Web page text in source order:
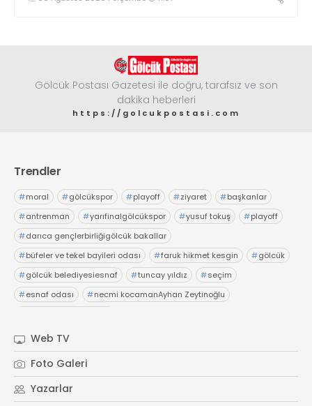
Gölcük Postası Gazetesi ile doğru, tarafsız ve son
dakika heberleri
https://golcukpostasi.com
Trendler
#moral #gölcükspor #playoff #ziyaret #başkanlar
#antrenman #yarıfinalgölcükspor #yusuf tokuş #playoff
#darıca gençlerbirliğigölcük bakallar
#büfeler ve tekel bayileri odası #faruk hikmet kesgin #gölcük
#gölcük belediyesiesnaf #tuncay yıldız #seçim
#esnaf odası #necmi kocamanAyhan Zeytinoğlu
Web TV
Foto Galeri
Yazarlar